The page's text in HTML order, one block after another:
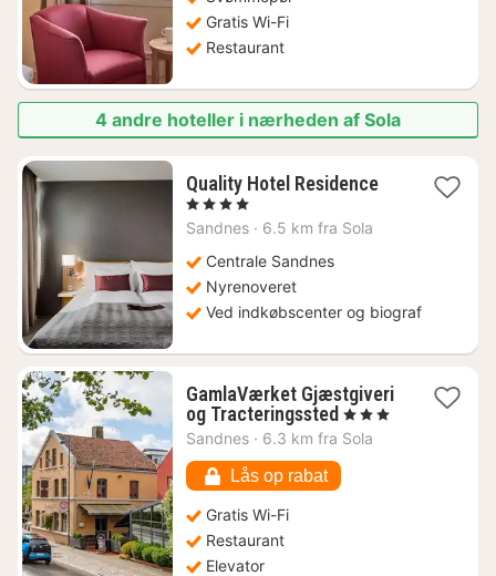
Gratis Wi-Fi
Restaurant
4 andre hoteller i nærheden af Sola
Quality Hotel Residence1
, 4 Stjerner
Sandnes · 6.5 km fra Sola
Centrale Sandnes
Nyrenoveret
Ved indkøbscenter og biograf
GamlaVærket Gjæstgiveri
og Tracteringssted 1
nat
, 3 Stjerner
Sandnes · 6.3 km fra Sola
Lås op rabat
Gratis Wi-Fi
Restaurant
Elevator